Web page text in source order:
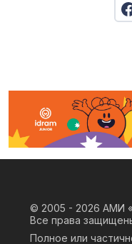
© 2005 - 2026 АМИ
Все права
Полное или